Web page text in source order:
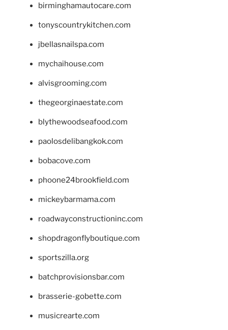
birminghamautocare.com
tonyscountrykitchen.com
jbellasnailspa.com
mychaihouse.com
alvisgrooming.com
thegeorginaestate.com
blythewoodseafood.com
paolosdelibangkok.com
bobacove.com
phoone24brookfield.com
mickeybarmama.com
roadwayconstructioninc.com
shopdragonflyboutique.com
sportszilla.org
batchprovisionsbar.com
brasserie-gobette.com
musicrearte.com